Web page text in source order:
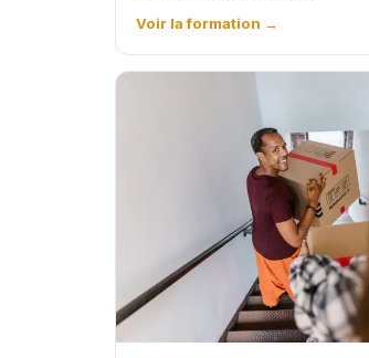
Voir la formation →